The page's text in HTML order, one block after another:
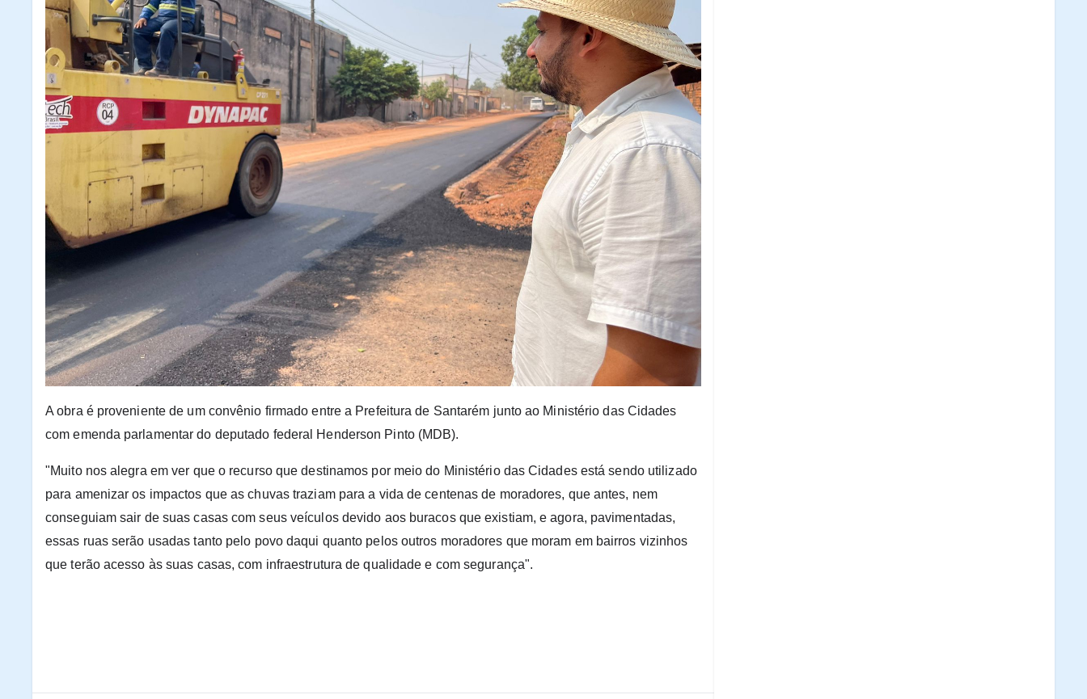
A obra é proveniente de um convênio firmado entre a Prefeitura de Santarém junto ao Ministério das Cidades
com emenda parlamentar do deputado federal Henderson Pinto (MDB).
"Muito nos alegra em ver que o recurso que destinamos por meio do Ministério das Cidades está sendo utilizado
para amenizar os impactos que as chuvas traziam para a vida de centenas de moradores, que antes, nem
conseguiam sair de suas casas com seus veículos devido aos buracos que existiam, e agora, pavimentadas,
essas ruas serão usadas tanto pelo povo daqui quanto pelos outros moradores que moram em bairros vizinhos
que terão acesso às suas casas, com infraestrutura de qualidade e com segurança".